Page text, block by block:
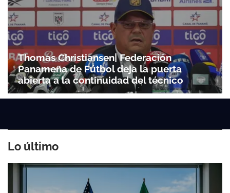
Thomas Christiansen| Federación
Panameña de Fútbol deja la puerta
abierta a la continuidad del técnico
Lo último